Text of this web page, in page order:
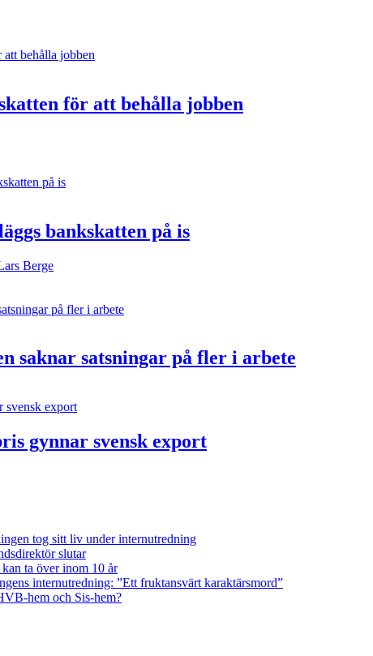
för att behålla jobben
bankskatten på is
Berge
saknar satsningar på fler i arbete
gynnar svensk export
tog sitt liv under internutredning
slutar
ta över inom 10 år
internutredning: ”Ett fruktansvärt karaktärsmord”
hem och Sis-hem?